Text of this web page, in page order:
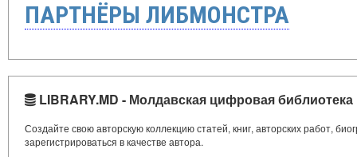
ПАРТНЁРЫ ЛИБМОНСТРА
LIBRARY.MD - Молдавская цифровая библиотека
Создайте свою авторскую коллекцию статей, книг, авторских работ,
зарегистрироваться в качестве автора.